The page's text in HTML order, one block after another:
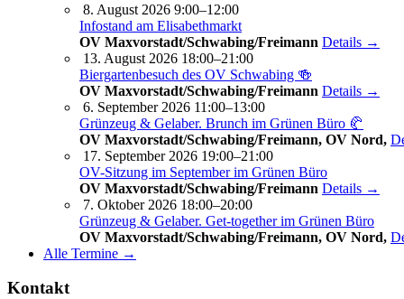
8. August 2026 9:00–12:00
Infostand am Elisabethmarkt
OV Maxvorstadt/Schwabing/Freimann Details →
13. August 2026 18:00–21:00
Biergartenbesuch des OV Schwabing 🍻
OV Maxvorstadt/Schwabing/Freimann Details →
6. September 2026 11:00–13:00
Grünzeug & Gelaber. Brunch im Grünen Büro 🥐
OV Maxvorstadt/Schwabing/Freimann, OV Nord,
17. September 2026 19:00–21:00
OV-Sitzung im September im Grünen Büro
OV Maxvorstadt/Schwabing/Freimann Details →
7. Oktober 2026 18:00–20:00
Grünzeug & Gelaber. Get-to­ge­ther im Grünen Büro
OV Maxvorstadt/Schwabing/Freimann, OV Nord,
Alle Termine →
Kontakt